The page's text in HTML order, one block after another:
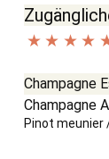
Champagne
Champagne
Pinot meunier